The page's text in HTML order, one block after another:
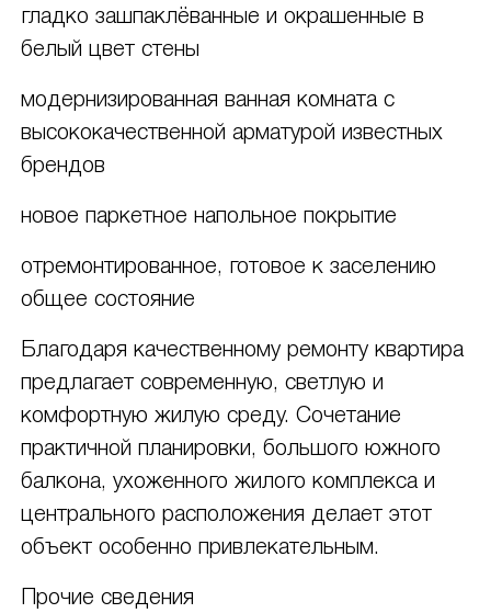
гладко зашпаклёванные и окрашенные в
белый цвет стены
модернизированная ванная комната с
высококачественной арматурой известных
брендов
новое паркетное напольное покрытие
отремонтированное, готовое к заселению
общее состояние
Благодаря качественному ремонту квартира
предлагает современную, светлую и
комфортную жилую среду. Сочетание
практичной планировки, большого южного
балкона, ухоженного жилого комплекса и
центрального расположения делает этот
объект особенно привлекательным.
Прочие сведения